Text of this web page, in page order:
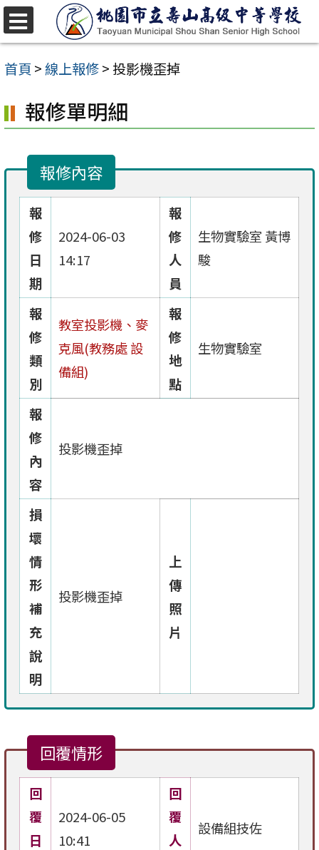
跳
至
主
內
容
首頁 >線上報修>投影機歪掉
報修單明細
報修內容
報
修
日
期
2024-06-03
14:17
報
修
人
員
生物實驗室 黃博
駿
報
修
類
別
教室投影機、麥
克風(教務處 設
備組)
報
修
地
點
生物實驗室
報
修
內
容
投影機歪掉
損
壞
情
形
補
充
說
明
投影機歪掉
上
傳
照
片
回覆情形
回
覆
日
2024-06-05
10:41
回
覆
人
設備組技佐
選
單